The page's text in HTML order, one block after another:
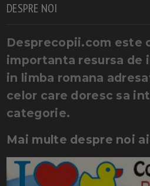
DESPRE NOI
Desprecopii.com este
importanta resursa de
in limba romana
celor care doresc sa
categorie.
Mai multe despre noi